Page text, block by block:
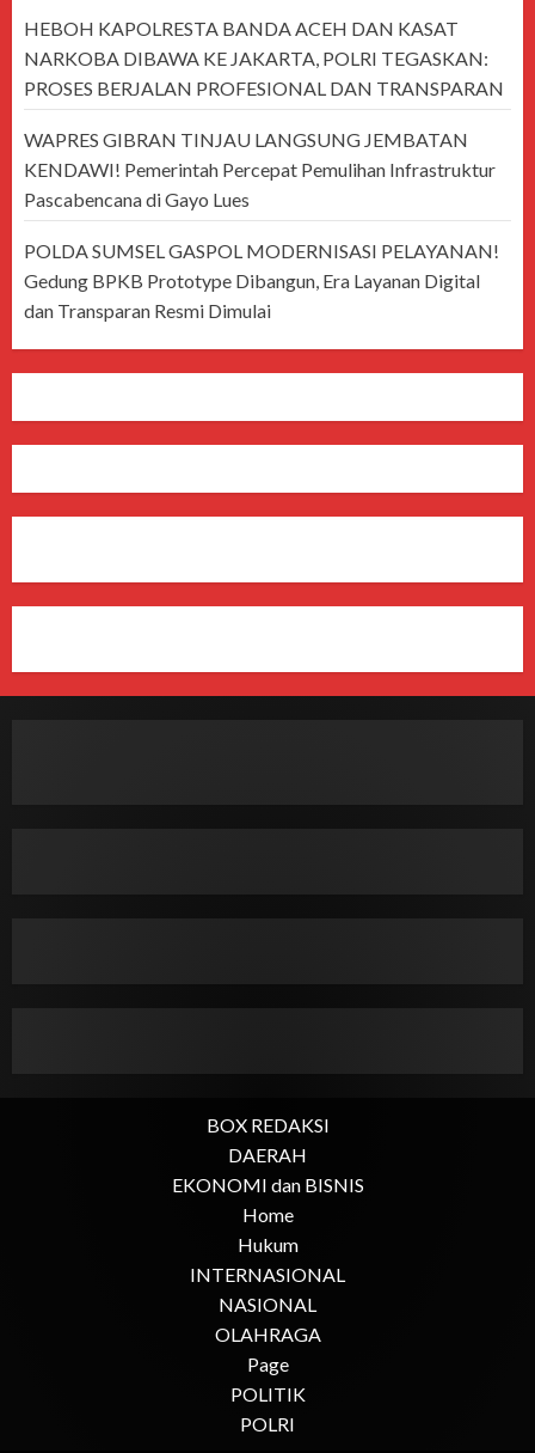
HEBOH KAPOLRESTA BANDA ACEH DAN KASAT
NARKOBA DIBAWA KE JAKARTA, POLRI TEGASKAN:
PROSES BERJALAN PROFESIONAL DAN TRANSPARAN
WAPRES GIBRAN TINJAU LANGSUNG JEMBATAN
KENDAWI! Pemerintah Percepat Pemulihan Infrastruktur
Pascabencana di Gayo Lues
POLDA SUMSEL GASPOL MODERNISASI PELAYANAN!
Gedung BPKB Prototype Dibangun, Era Layanan Digital
dan Transparan Resmi Dimulai
BOX REDAKSI
DAERAH
EKONOMI dan BISNIS
Home
Hukum
INTERNASIONAL
NASIONAL
OLAHRAGA
Page
POLITIK
POLRI